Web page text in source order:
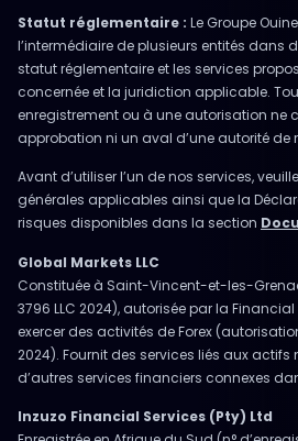
Statut réglementaire : Le Groupe
l’intermédiaire de plusieurs entités dans
statut réglementaire et les services
concernée et la juridiction applicable.
enregistrement ou à une autorisation ne
approbation ni un aval d’une autorité de
Avant d’utiliser l’un de nos services,
générales applicables ainsi que la
risques disponibles dans la section
Global Markets LLC
Constituée à Saint-Vincent-et-les-
3796 LLC 2024), autorisée par la
exercer des activités de Forex
2024). Fournit des services liés aux actifs
d’autres services financiers connexes
Inzuzo Financial Services (Pty) Ltd